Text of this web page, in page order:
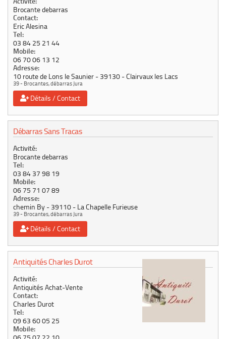
Brocante debarras
Contact:
Eric Alesina
Tel:
03 84 25 21 44
Mobile:
06 70 06 13 12
Adresse:
10 route de Lons le Saunier 39130 Clairvaux les Lacs
39 - Brocantes, débarras Jura
Détails / Contact
Débarras Sans Tracas
Activité:
Brocante debarras
Tel:
03 84 37 98 19
Mobile:
06 75 71 07 89
Adresse:
chemin By 39110 La Chapelle Furieuse
39 - Brocantes, débarras Jura
Détails / Contact
Antiquités Charles Durot
Activité:
Antiquités Achat-Vente
Contact:
Charles Durot
Tel:
09 63 60 05 25
Mobile: